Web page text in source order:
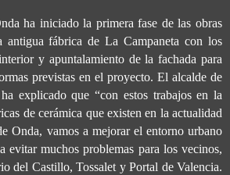
ha iniciado la primera fase de las obras
antigua fábrica de La Campaneta con los
y apuntalamiento de la fachada para
previstas en el proyecto. El alcalde de
explicado que “con estos trabajos en la
de cerámica que existen en la actualidad
Onda, vamos a mejorar el entorno urbano
evitar muchos problemas para los vecinos,
del Castillo, Tossalet y Portal de Valencia.